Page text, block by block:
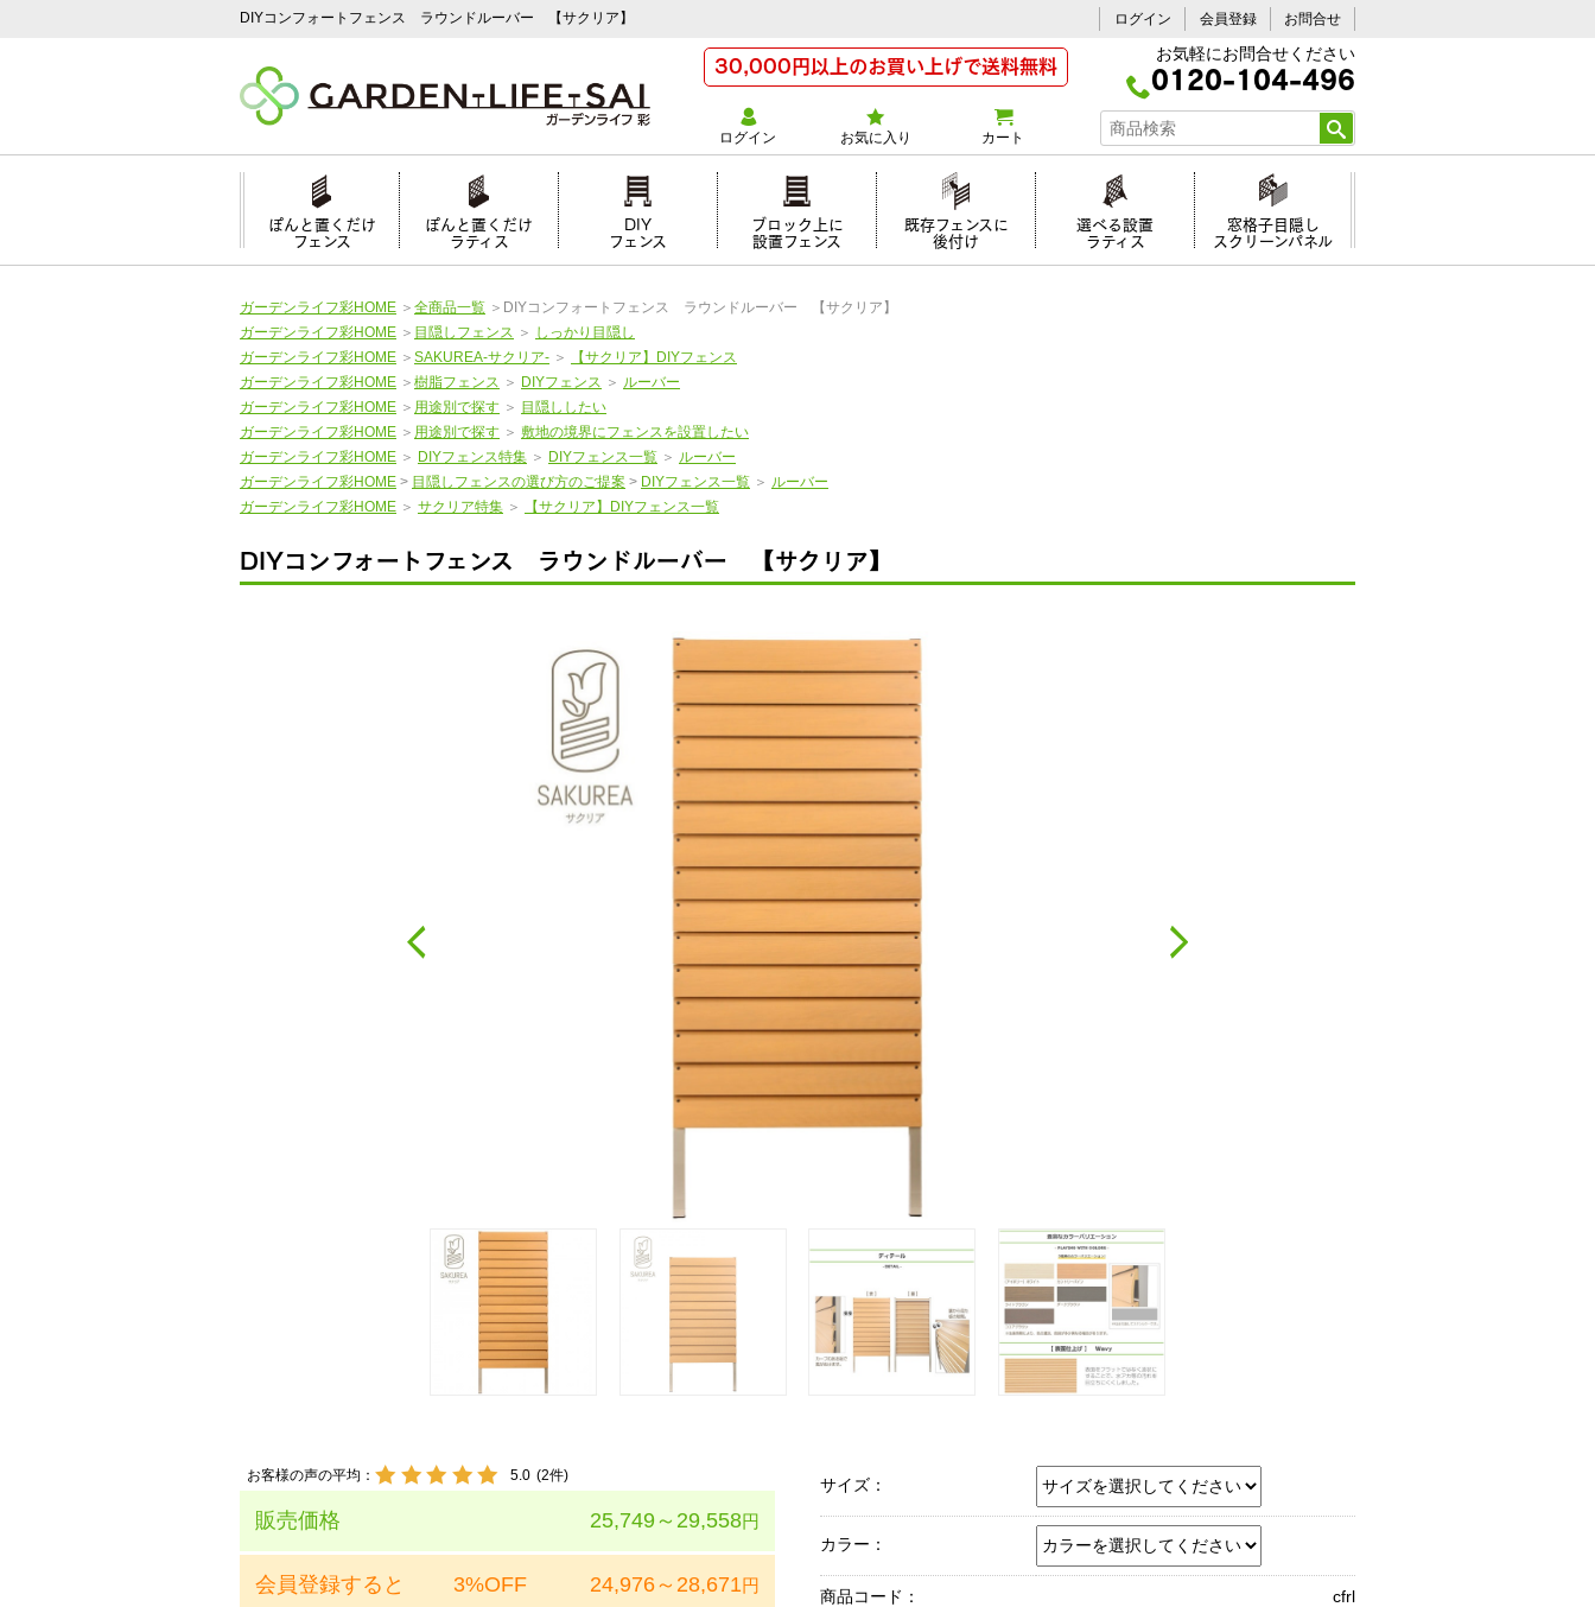
DIYコンフォートフェンス ラウンドルーバー 【サクリア】 ログイン 会員登録 お問合せ
30,000円以上のお買い上げで送料無料 お気軽にお問合せください
0120-104-496
ログイン お気に入り カート
ぽんと置くだけ
フェンス
ぽんと置くだけ
ラティス
DIY
フェンス
ブロック上に
設置フェンス
既存フェンスに
後付け
選べる設置
ラティス
窓格子目隠し
スクリーンパネル
ガーデンライフ彩HOME ＞ 全商品一覧 ＞ DIYコンフォートフェンス ラウンドルーバー 【サクリア】
ガーデンライフ彩HOME ＞ 目隠しフェンス ＞ しっかり目隠し
ガーデンライフ彩HOME ＞ SAKUREA-サクリア- ＞
【サクリア】DIYフェンス
ガーデンライフ彩HOME ＞ 樹脂フェンス ＞ DIYフェンス ＞ ルーバー
ガーデンライフ彩HOME ＞ 用途別で探す ＞ 目隠ししたい
ガーデンライフ彩HOME ＞ 用途別で探す ＞ 敷地の境界にフェンスを設置したい
ガーデンライフ彩HOME ＞ DIYフェンス特集 ＞ DIYフェンス一覧 ＞ ルーバー
ガーデンライフ彩HOME > 目隠しフェンスの選び方のご提案 > DIYフェンス一覧 ＞ ルーバー
ガーデンライフ彩HOME ＞ サクリア特集 ＞ 【サクリア】DIYフェンス一覧
DIYコンフォートフェンス ラウンドルーバー 【サクリア】
お客様の声の平均： 5.0 (2件)
販売価格 25,749～29,558円
会員登録すると 3%OFF 24,976～28,671円
サイズ：
カラー：
商品コード： cfrl